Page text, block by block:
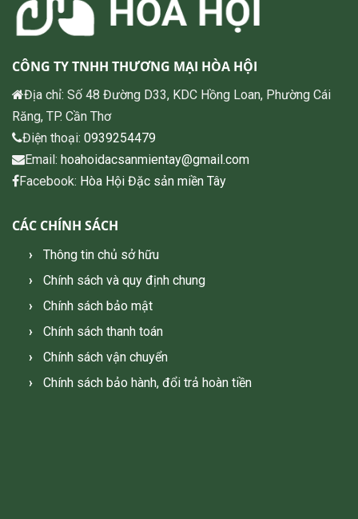
CÔNG TY TNHH THƯƠNG MẠI HÒA HỘI
Địa chỉ: Số 48 Đường D33, KDC Hồng Loan, Phường Cái
Răng, TP. Cần Thơ
Điện thoại: 0939254479
Email: hoahoidacsanmientay@gmail.com
Facebook: Hòa Hội Đặc sản miền Tây
CÁC CHÍNH SÁCH
Thông tin chủ sở hữu
Chính sách và quy định chung
Chính sách bảo mật
Chính sách thanh toán
Chính sách vận chuyển
Chính sách bảo hành, đổi trả hoàn tiền